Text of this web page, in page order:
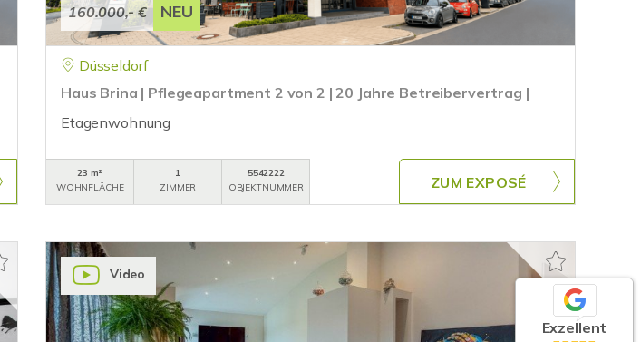
160.000,- € NEU
Düsseldorf
Haus Brina | Pflegeapartment 2 von 2 | 20 Jahre Betreibervertrag |
Etagenwohnung
23 m²
WOHNFLÄCHE
1
ZIMMER
5542222
OBJEKTNUMMER
ZUM EXPOSÉ
Video
Exzellent